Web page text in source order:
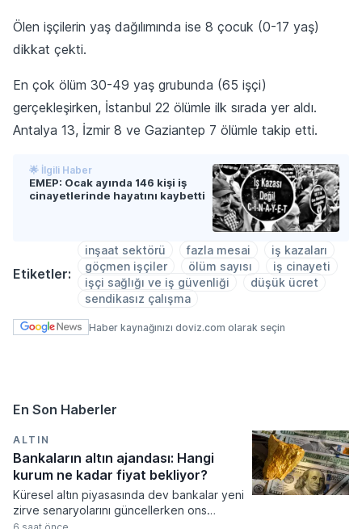
Ölen işçilerin yaş dağılımında ise 8 çocuk (0-17 yaş)
dikkat çekti.
En çok ölüm 30-49 yaş grubunda (65 işçi)
gerçekleşirken, İstanbul 22 ölümle ilk sırada yer aldı.
Antalya 13, İzmir 8 ve Gaziantep 7 ölümle takip etti.
🌟 İlgili Haber
EMEP: Ocak ayında 146 kişi iş
cinayetlerinde hayatını kaybetti
Etiketler:
inşaat sektörü fazla mesai
iş kazaları
göçmen işçiler
ölüm sayısı
iş cinayeti
işçi sağlığı ve iş güvenliği
düşük ücret
sendikasız çalışma
Haber kaynağınızı doviz.com olarak seçin
En Son Haberler
ALTIN
Bankaların altın ajandası: Hangi
kurum ne kadar fiyat bekliyor?
Küresel altın piyasasında dev bankalar yeni
zirve senaryolarını güncellerken ons
fiyatının 5.300 dolara kadar tırmanması